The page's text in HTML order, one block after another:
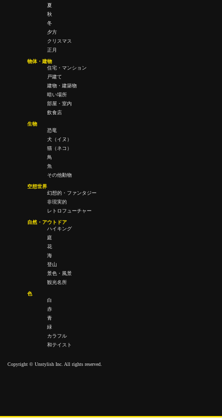
夏
秋
冬
夕方
クリスマス
正月
物体・建物
住宅・マンション
戸建て
建物・建築物
暗い場所
部屋・室内
飲食店
生物
恐竜
犬（イヌ）
猫（ネコ）
鳥
魚
その他動物
空想世界
幻想的・ファンタジー
非現実的
レトロフューチャー
自然・アウトドア
ハイキング
庭
花
海
登山
景色・風景
観光名所
色
白
赤
青
緑
カラフル
和テイスト
Copyright © Unstylish Inc. All rights reserved.